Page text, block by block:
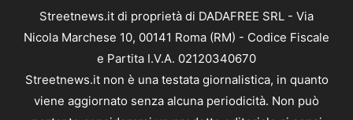
Streetnews.it di proprietà di DADAFREE SRL - Via
Nicola Marchese 10, 00141 Roma (RM) - Codice Fiscale
e Partita I.V.A. 02120340670
Streetnews.it non è una testata giornalistica, in quanto
viene aggiornato senza alcuna periodicità. Non può